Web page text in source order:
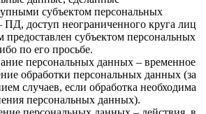
субъектом персональных
ПД, доступ неограниченного круга лиц
предоставлен субъектом персональных
по его просьбе.
персональных данных – временное
обработки персональных данных (за
случаев, если обработка необходима
персональных данных).